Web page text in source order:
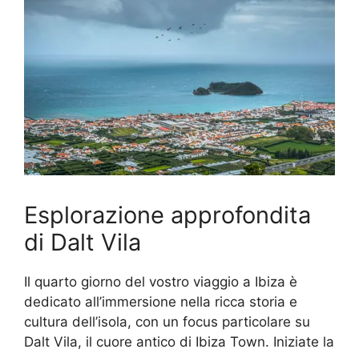
Esplorazione approfondita
di Dalt Vila
Il quarto giorno del vostro viaggio a Ibiza è
dedicato all’immersione nella ricca storia e
cultura dell’isola, con un focus particolare su
Dalt Vila, il cuore antico di Ibiza Town. Iniziate la